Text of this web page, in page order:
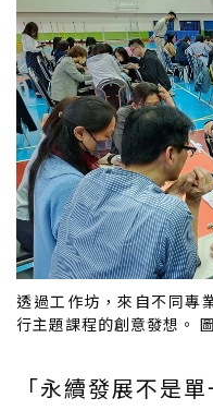
透過工作坊，來自不同專
行主題課程的創意發想。
「永續發展不是